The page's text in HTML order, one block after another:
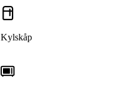
Kylskåp